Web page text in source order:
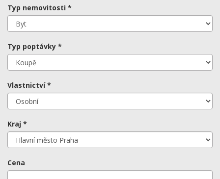
Typ nemovitosti *
Typ poptávky *
Vlastnictví *
Kraj *
Cena